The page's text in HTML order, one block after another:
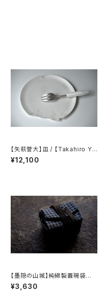
【矢萩誉大】皿 / 【Takahiro Ya
hagi】plate
¥12,100
【墨隠の山城】純綿製蓋碗袋内【
【 墨隐の山城 】香雲紗 植物染
仕覆 めカップ袋 【 Ink & Moun
¥3,630